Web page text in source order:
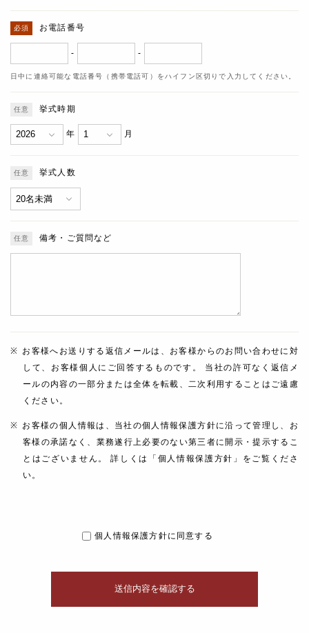
お電話番号
- -
日中に連絡可能な電話番号（携帯電話可）をハイフン区切りで入力してください。
挙式時期
年 月
挙式人数
備考・ご質問など
お客様へお送りする返信メールは、お客様からのお問い合わせに対
して、お客様個人にご回答するものです。 当社の許可なく返信メ
ールの内容の一部分または全体を転載、二次利用することはご遠慮
ください。
お客様の個人情報は、当社の個人情報保護方針に沿って管理し、お
客様の承諾なく、業務遂行上必要のない第三者に開示・提示するこ
とはございません。 詳しくは「個人情報保護方針」をご覧くださ
い。
個人情報保護方針に同意する